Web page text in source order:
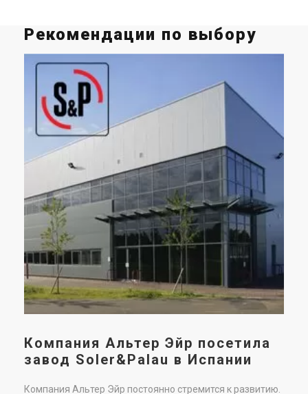
Рекомендации по выбору
Компания Альтер Эйр посетила
завод Soler&Palau в Испании
Компания Альтер Эйр постоянно стремится к развитию.